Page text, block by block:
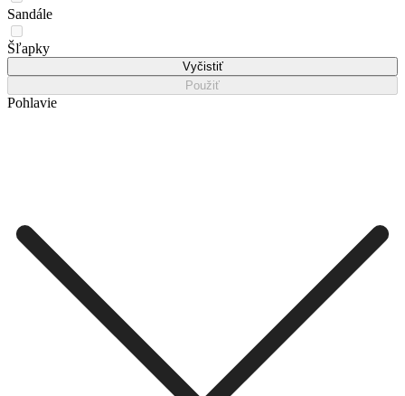
Sandále
Šľapky
Vyčistiť
Použiť
Pohlavie